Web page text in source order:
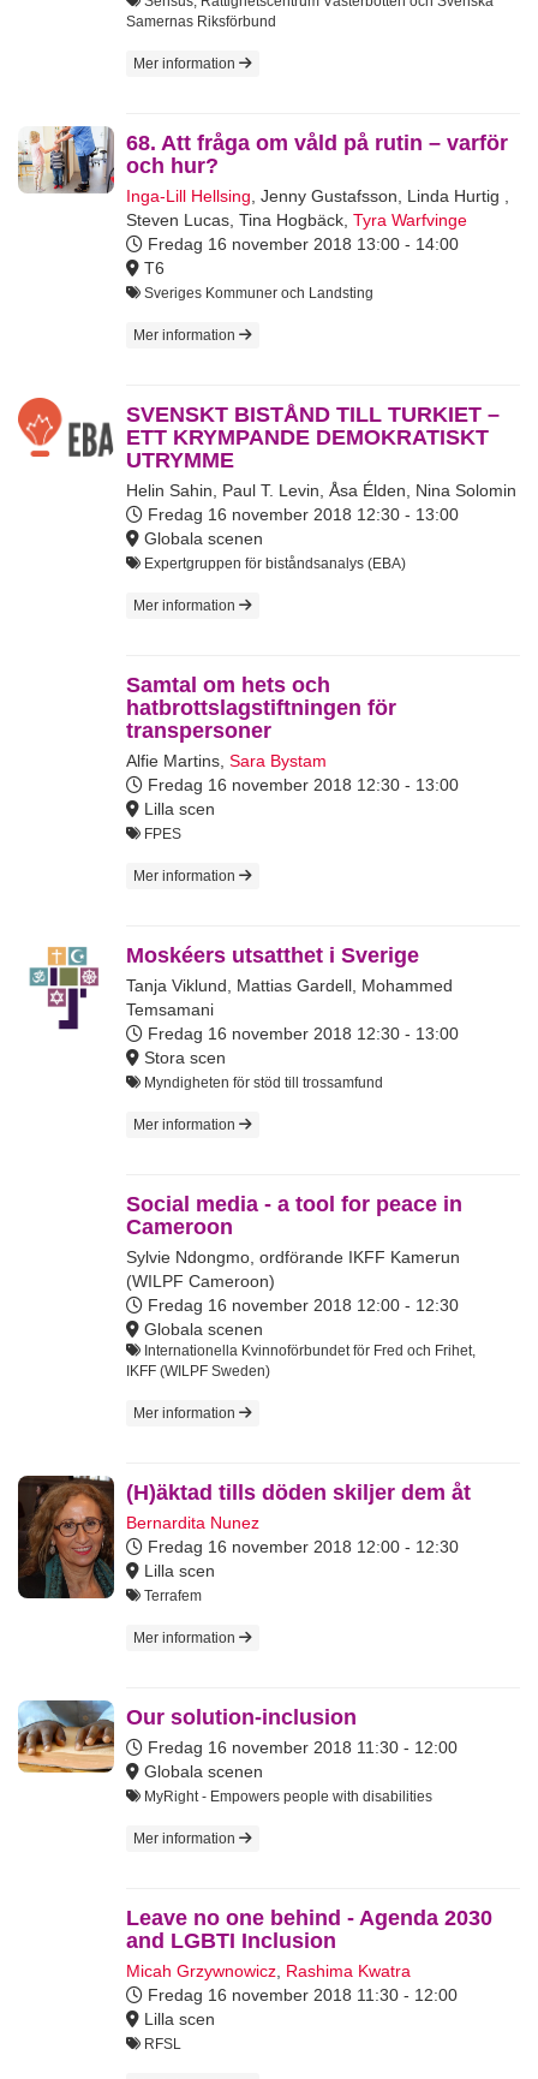
Samernas Riksförbund
Mer information
68. Att fråga om våld på rutin – varför
och hur?
Inga-Lill Hellsing Jenny Gustafsson Linda Hurtig
Steven Lucas Tina Hogbäck Tyra Warfvinge
Fredag 16 november 2018 13:00 - 14:00
T6
Sveriges Kommuner och Landsting
Mer information
SVENSKT BISTÅND TILL TURKIET –
ETT KRYMPANDE DEMOKRATISKT
UTRYMME
Helin Sahin Paul T. Levin Åsa Élden
Nina Solomin
Fredag 16 november 2018 12:30 - 13:00
Globala scenen
Expertgruppen för biståndsanalys (EBA)
Mer information
Samtal om hets och
hatbrottslagstiftningen för
transpersoner
Alfie Martins Sara Bystam
Fredag 16 november 2018 12:30 - 13:00
Lilla scen
FPES
Mer information
Moskéers utsatthet i Sverige
Tanja Viklund Mattias Gardell Mohammed
Temsamani
Fredag 16 november 2018 12:30 - 13:00
Stora scen
Myndigheten för stöd till trossamfund
Mer information
Social media - a tool for peace in
Cameroon
Sylvie Ndongmo, ordförande IKFF Kamerun
(WILPF Cameroon)
Fredag 16 november 2018 12:00 - 12:30
Globala scenen
Internationella Kvinnoförbundet för Fred och Frihet,
IKFF (WILPF Sweden)
Mer information
(H)äktad tills döden skiljer dem åt
Bernardita Nunez
Fredag 16 november 2018 12:00 - 12:30
Lilla scen
Terrafem
Mer information
Our solution-inclusion
Fredag 16 november 2018 11:30 - 12:00
Globala scenen
MyRight - Empowers people with disabilities
Mer information
Leave no one behind - Agenda 2030
and LGBTI Inclusion
Micah Grzywnowicz Rashima Kwatra
Fredag 16 november 2018 11:30 - 12:00
Lilla scen
RFSL